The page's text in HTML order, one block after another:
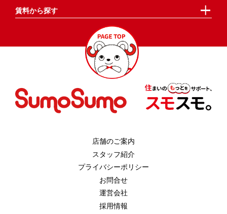
賃料から探す
店舗のご案内
スタッフ紹介
プライバシーポリシー
お問合せ
運営会社
採用情報